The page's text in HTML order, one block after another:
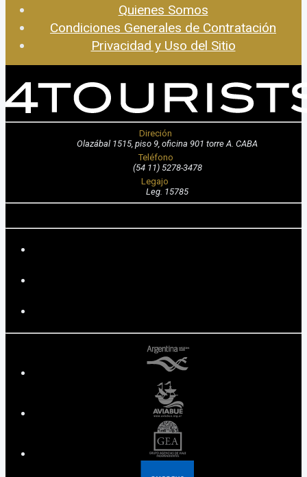
Quienes Somos
Condiciones Generales de Contratación
Privacidad y Uso del Sitio
Direción
Olazábal 1515, piso 9, oficina 901 torre A. CABA
Teléfono
(54 11) 5278-3478
Legajo
Leg. 15785